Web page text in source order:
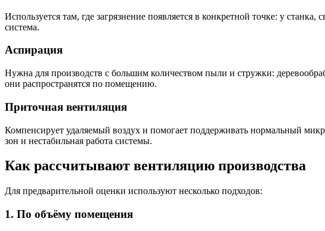
Используется там, где загрязнение появляется в конкретной точке: у
система.
Аспирация
Нужна для производств с большим количеством пыли и стружки:
они распространятся по помещению.
Приточная вентиляция
Компенсирует удаляемый воздух и помогает поддерживать нормальный
зон и нестабильная работа системы.
Как рассчитывают вентиляцию производства
Для предварительной оценки используют несколько подходов:
1. По объёму помещения